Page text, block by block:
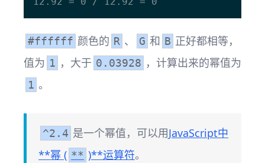
#ffffff 颜色的 R 、 G 和 B 正好都相等，
值为 1 ，大于 0.03928 ，计算出来的幂值为
1 。
^2.4 是一个幂值，可以用JavaScript中
**幂 ( ** )**运算符。